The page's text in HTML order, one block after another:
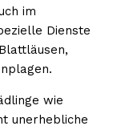
im
Dienste
wie
unerhebliche